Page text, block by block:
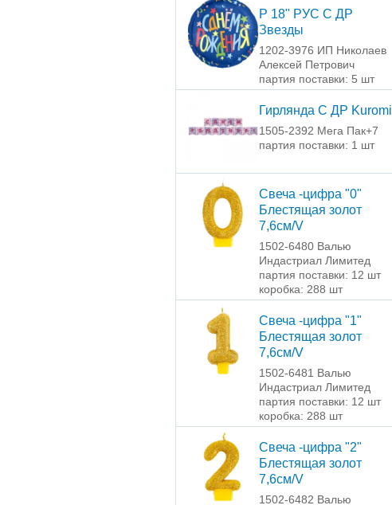
Р 18" РУС С ДР
Звезды
1202-3976 ИП Николаев
Алексей Петрович
партия поставки: 5 шт
Гирлянда С ДР Kuromi
1505-2392 Мега Пак+7
партия поставки: 1 шт
Свеча -цифра "0"
Блестящая золот
7,6см/V
1502-6480 Валью
Индастриал Лимитед
партия поставки: 12 шт
коробка: 288 шт
Свеча -цифра "1"
Блестящая золот
7,6см/V
1502-6481 Валью
Индастриал Лимитед
партия поставки: 12 шт
коробка: 288 шт
Свеча -цифра "2"
Блестящая золот
7,6см/V
1502-6482 Валью